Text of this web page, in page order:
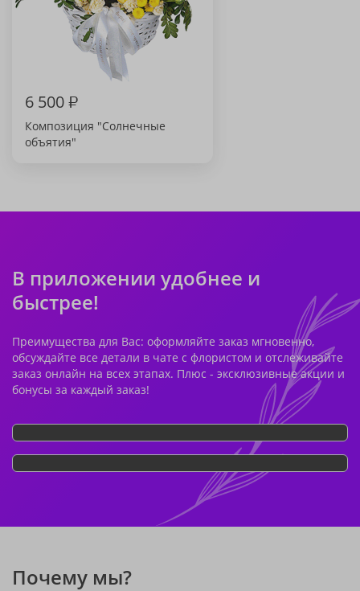
6 500₽
Композиция "Солнечные
объятия"
В приложении удобнее и
быстрее!
Преимущества для Вас: оформляйте заказ мгновенно,
обсуждайте все детали в чате с флористом и отслеживайте
заказ онлайн на всех этапах. Плюс - эксклюзивные акции и
бонусы за каждый заказ!
Почему мы?